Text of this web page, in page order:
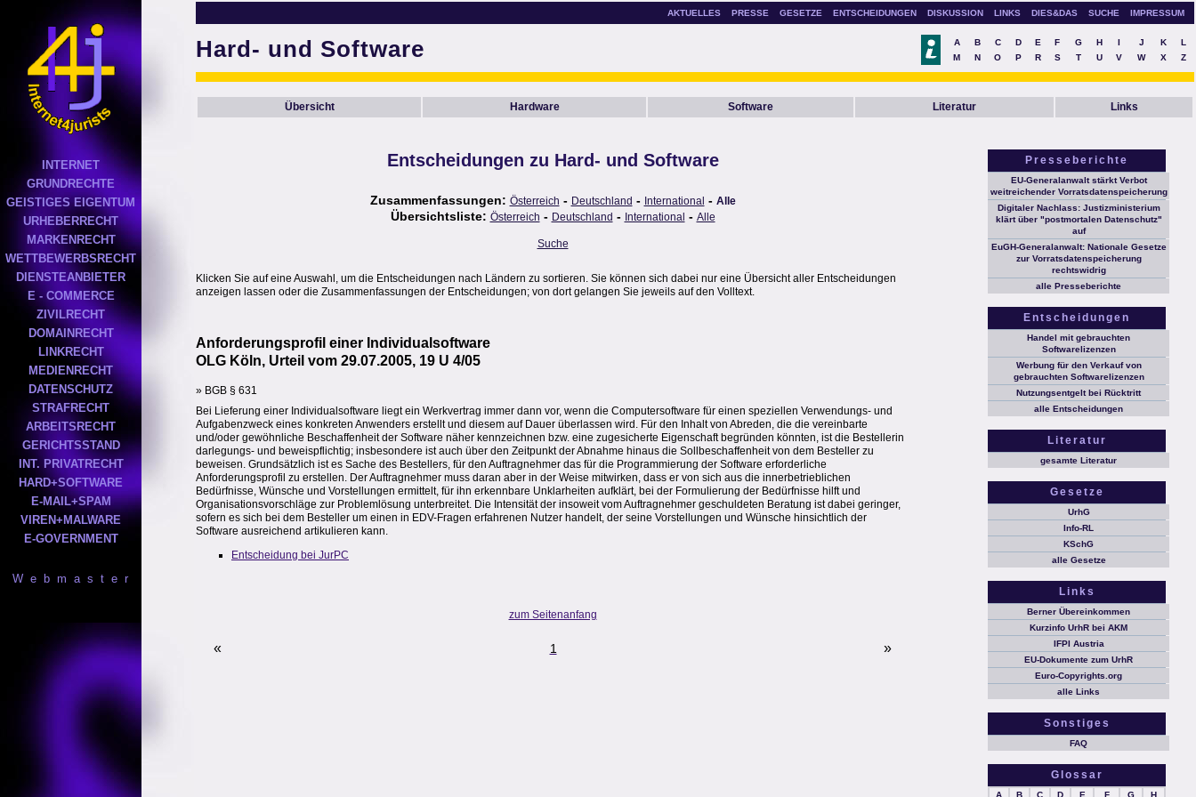
INTERNET
GRUNDRECHTE
GEISTIGES EIGENTUM
URHEBERRECHT
MARKENRECHT
WETTBEWERBSRECHT
DIENSTEANBIETER
E - COMMERCE
ZIVILRECHT
DOMAINRECHT
LINKRECHT
MEDIENRECHT
DATENSCHUTZ
STRAFRECHT
ARBEITSRECHT
GERICHTSSTAND
INT. PRIVATRECHT
HARD+SOFTWARE
E-MAIL+SPAM
VIREN+MALWARE
E-GOVERNMENT
W e b m a s t e r
AKTUELLES PRESSE GESETZE ENTSCHEIDUNGEN DISKUSSION LINKS DIES&DAS SUCHE IMPRESSUM
Hard- und Software A B C D E F G H I J K
L
M
N O P R S T U V W X Z
Übersicht Hardware Software Literatur Links
Entscheidungen zu Hard- und Software
Zusammenfassungen: Österreich - Deutschland - International - Alle
Übersichtsliste: Österreich - Deutschland - International - Alle
Suche
Klicken Sie auf eine Auswahl, um die Entscheidungen nach Ländern zu sortieren. Sie können sich dabei nur eine Übersicht aller Entscheidungen
anzeigen lassen oder die Zusammenfassungen der Entscheidungen; von dort gelangen Sie jeweils auf den Volltext.
Anforderungsprofil einer Individualsoftware
OLG Köln, Urteil vom 29.07.2005, 19 U 4/05
» BGB § 631
Bei Lieferung einer Individualsoftware liegt ein Werkvertrag immer dann vor, wenn die Computersoftware für einen speziellen Verwendungs- und
Aufgabenzweck eines konkreten Anwenders erstellt und diesem auf Dauer überlassen wird. Für den Inhalt von Abreden, die die vereinbarte
und/oder gewöhnliche Beschaffenheit der Software näher kennzeichnen bzw. eine zugesicherte Eigenschaft begründen könnten, ist die Bestellerin
darlegungs- und beweispflichtig; insbesondere ist auch über den Zeitpunkt der Abnahme hinaus die Sollbeschaffenheit von dem Besteller zu
beweisen. Grundsätzlich ist es Sache des Bestellers, für den Auftragnehmer das für die Programmierung der Software erforderliche
Anforderungsprofil zu erstellen. Der Auftragnehmer muss daran aber in der Weise mitwirken, dass er von sich aus die innerbetrieblichen
Bedürfnisse, Wünsche und Vorstellungen ermittelt, für ihn erkennbare Unklarheiten aufklärt, bei der Formulierung der Bedürfnisse hilft und
Organisationsvorschläge zur Problemlösung unterbreitet. Die Intensität der insoweit vom Auftragnehmer geschuldeten Beratung ist dabei geringer,
sofern es sich bei dem Besteller um einen in EDV-Fragen erfahrenen Nutzer handelt, der seine Vorstellungen und Wünsche hinsichtlich der
Software ausreichend artikulieren kann.
Entscheidung bei JurPC
zum Seitenanfang
« 1 »
Presseberichte
EU-Generalanwalt stärkt Verbot
weitreichender Vorratsdatenspeicherung
Digitaler Nachlass: Justizministerium
klärt über "postmortalen Datenschutz"
auf
EuGH-Generalanwalt: Nationale Gesetze
zur Vorratsdatenspeicherung
rechtswidrig
alle Presseberichte
Entscheidungen
Handel mit gebrauchten
Softwarelizenzen
Werbung für den Verkauf von
gebrauchten Softwarelizenzen
Nutzungsentgelt bei Rücktritt
alle Entscheidungen
Literatur
gesamte Literatur
Gesetze
UrhG
Info-RL
KSchG
alle Gesetze
Links
Berner Übereinkommen
Kurzinfo UrhR bei AKM
IFPI Austria
EU-Dokumente zum UrhR
Euro-Copyrights.org
alle Links
Sonstiges
FAQ
Glossar
A B C D E F G H